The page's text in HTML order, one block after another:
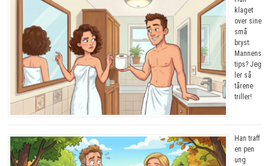
klaget
over sine
små
bryst.
Mannens
tips? Jeg
ler så
tårene
triller!
Han traff
en pen
ung